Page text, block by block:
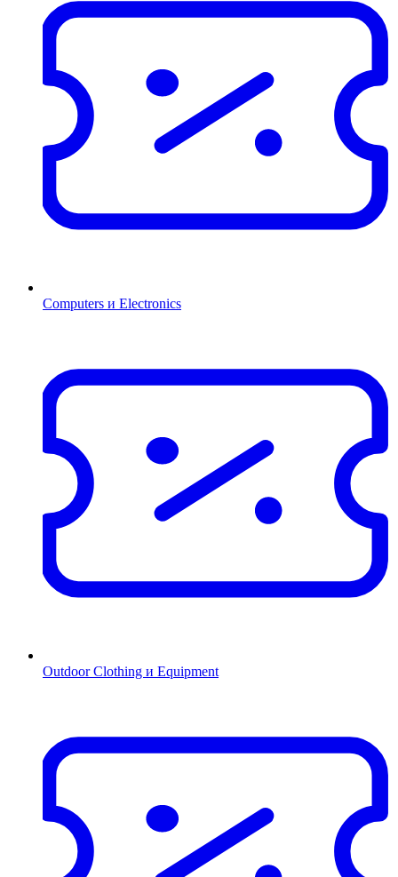
Computers и Electronics
Outdoor Clothing и Equipment